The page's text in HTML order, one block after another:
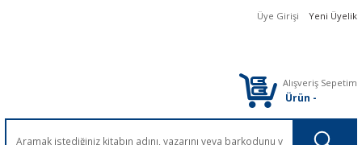
Üye Girişi Yeni Üyelik
Alışveriş Sepetim
Ürün -